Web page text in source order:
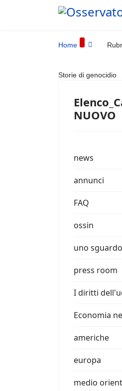
Home
Storie di genocidio
NUOVO
news
annunci
FAQ
ossin
uno
press room
I diritti
Economia
americhe
europa
medio